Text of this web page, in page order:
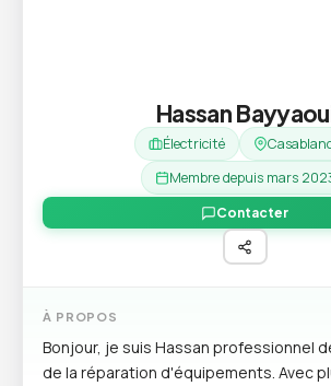
Hassan
Électricité
Membre depuis mars
Contacter
À PROPOS
Bonjour, je suis Hassan professionnel
de la réparation d'équipements. Avec